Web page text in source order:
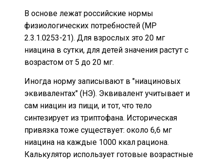
В основе лежат российские нормы
физиологических потребностей (МР
2.3.1.0253-21). Для взрослых это 20 мг
ниацина в сутки, для детей значения растут с
возрастом от 5 до 20 мг.
Иногда норму записывают в "ниациновых
эквивалентах" (НЭ). Эквивалент учитывает и
сам ниацин из пищи, и тот, что тело
синтезирует из триптофана. Историческая
привязка тоже существует: около 6,6 мг
ниацина на каждые 1000 ккал рациона.
Калькулятор использует готовые возрастные